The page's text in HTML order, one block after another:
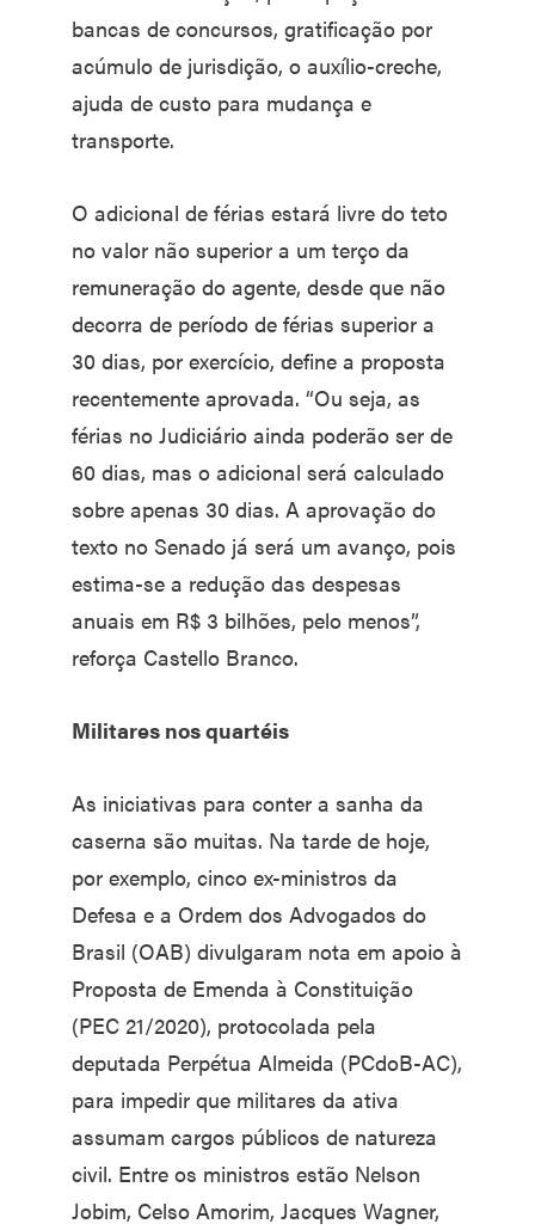
bancas de concursos, gratificação por
acúmulo de jurisdição, o auxílio-creche,
ajuda de custo para mudança e
transporte.
O adicional de férias estará livre do teto
no valor não superior a um terço da
remuneração do agente, desde que não
decorra de período de férias superior a
30 dias, por exercício, define a proposta
recentemente aprovada. “Ou seja, as
férias no Judiciário ainda poderão ser de
60 dias, mas o adicional será calculado
sobre apenas 30 dias. A aprovação do
texto no Senado já será um avanço, pois
estima-se a redução das despesas
anuais em R$ 3 bilhões, pelo menos”,
reforça Castello Branco.
Militares nos quartéis
As iniciativas para conter a sanha da
caserna são muitas. Na tarde de hoje,
por exemplo, cinco ex-ministros da
Defesa e a Ordem dos Advogados do
Brasil (OAB) divulgaram nota em apoio à
Proposta de Emenda à Constituição
(PEC 21/2020), protocolada pela
deputada Perpétua Almeida (PCdoB-AC),
para impedir que militares da ativa
assumam cargos públicos de natureza
civil. Entre os ministros estão Nelson
Jobim, Celso Amorim, Jacques Wagner,